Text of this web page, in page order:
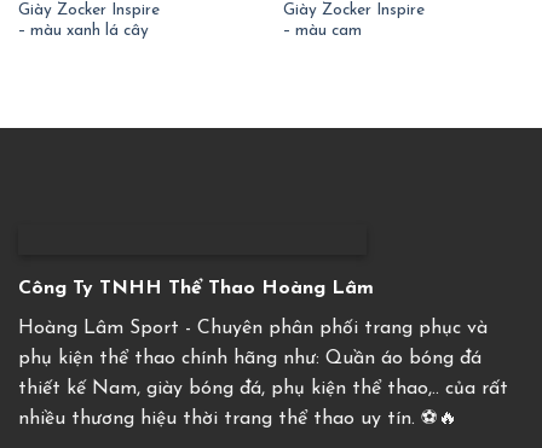
Giày Zocker Inspire
– màu xanh lá cây
Giày Zocker Inspire
– màu cam
Công Ty TNHH Thể Thao Hoàng Lâm
Hoàng Lâm Sport - Chuyên phân phối trang phục và
phụ kiện thể thao chính hãng như: Quần áo bóng đá
thiết kế Nam, giày bóng đá, phụ kiện thể thao,.. của rất
nhiều thương hiệu thời trang thể thao uy tín. ⚽️🔥